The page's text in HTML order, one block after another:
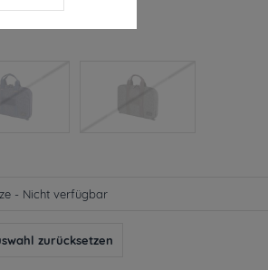
leider nicht lieferbar
zurücksetzen